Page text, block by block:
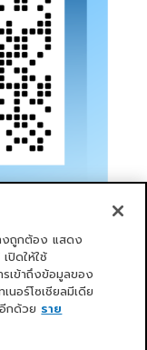
รม PRIMO CLUB
งถูกต้อง แสดง
ปิดให้ใช้
รเข้าถึงข้อมูลของ
นอร์โซเชียลมีเดีย
กด้วย ราย